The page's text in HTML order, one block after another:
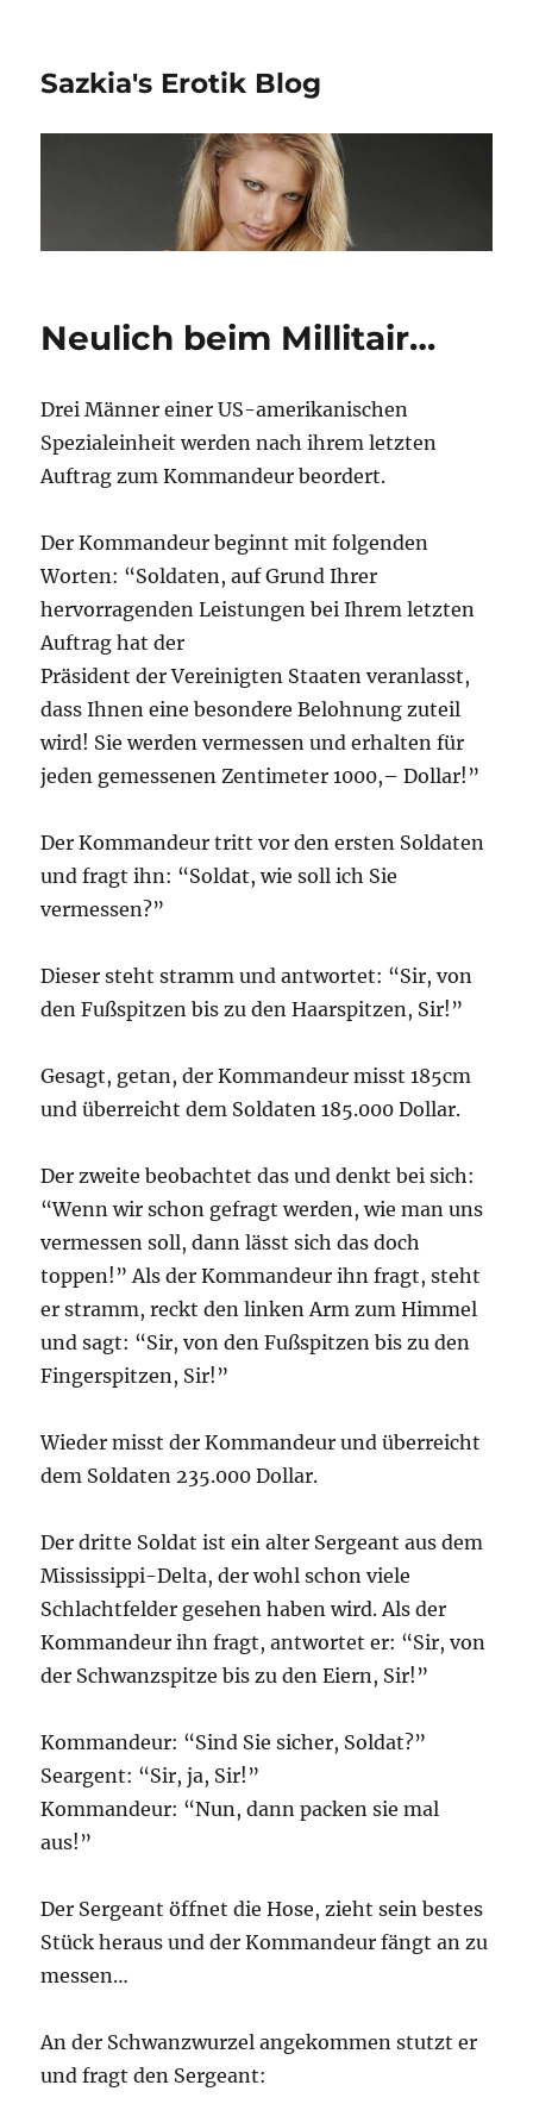
Sazkia's Erotik Blog
Neulich beim Millitair…
Drei Männer einer US-amerikanischen
Spezialeinheit werden nach ihrem letzten
Auftrag zum Kommandeur beordert.
Der Kommandeur beginnt mit folgenden
Worten: “Soldaten, auf Grund Ihrer
hervorragenden Leistungen bei Ihrem letzten
Auftrag hat der
Präsident der Vereinigten Staaten veranlasst,
dass Ihnen eine besondere Belohnung zuteil
wird! Sie werden vermessen und erhalten für
jeden gemessenen Zentimeter 1000,– Dollar!”
Der Kommandeur tritt vor den ersten Soldaten
und fragt ihn: “Soldat, wie soll ich Sie
vermessen?”
Dieser steht stramm und antwortet: “Sir, von
den Fußspitzen bis zu den Haarspitzen, Sir!”
Gesagt, getan, der Kommandeur misst 185cm
und überreicht dem Soldaten 185.000 Dollar.
Der zweite beobachtet das und denkt bei sich:
“Wenn wir schon gefragt werden, wie man uns
vermessen soll, dann lässt sich das doch
toppen!” Als der Kommandeur ihn fragt, steht
er stramm, reckt den linken Arm zum Himmel
und sagt: “Sir, von den Fußspitzen bis zu den
Fingerspitzen, Sir!”
Wieder misst der Kommandeur und überreicht
dem Soldaten 235.000 Dollar.
Der dritte Soldat ist ein alter Sergeant aus dem
Mississippi-Delta, der wohl schon viele
Schlachtfelder gesehen haben wird. Als der
Kommandeur ihn fragt, antwortet er: “Sir, von
der Schwanzspitze bis zu den Eiern, Sir!”
Kommandeur: “Sind Sie sicher, Soldat?”
Seargent: “Sir, ja, Sir!”
Kommandeur: “Nun, dann packen sie mal
aus!”
Der Sergeant öffnet die Hose, zieht sein bestes
Stück heraus und der Kommandeur fängt an zu
messen…
An der Schwanzwurzel angekommen stutzt er
und fragt den Sergeant: